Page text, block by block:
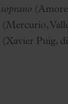
soprano
(Mercurio,
(Xavier Puig,